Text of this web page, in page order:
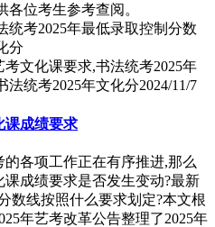
位考生参考查阅。
考文化课要求,书法统考2025年
法统考2025年文化分2024/11/7
课成绩要求
各项工作正在有序推进,那么
成绩要求是否发生变动?最新
数线按照什么要求划定?本文根
年艺考改革公告整理了2025年